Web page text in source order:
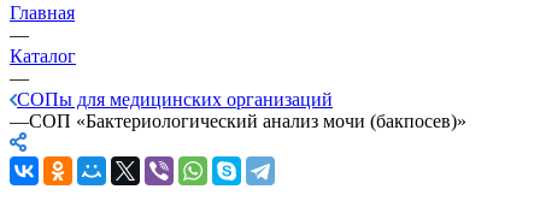
Главная
—
Каталог
—
СОПы для медицинских организаций
—СОП «Бактериологический анализ мочи (бакпосев)»